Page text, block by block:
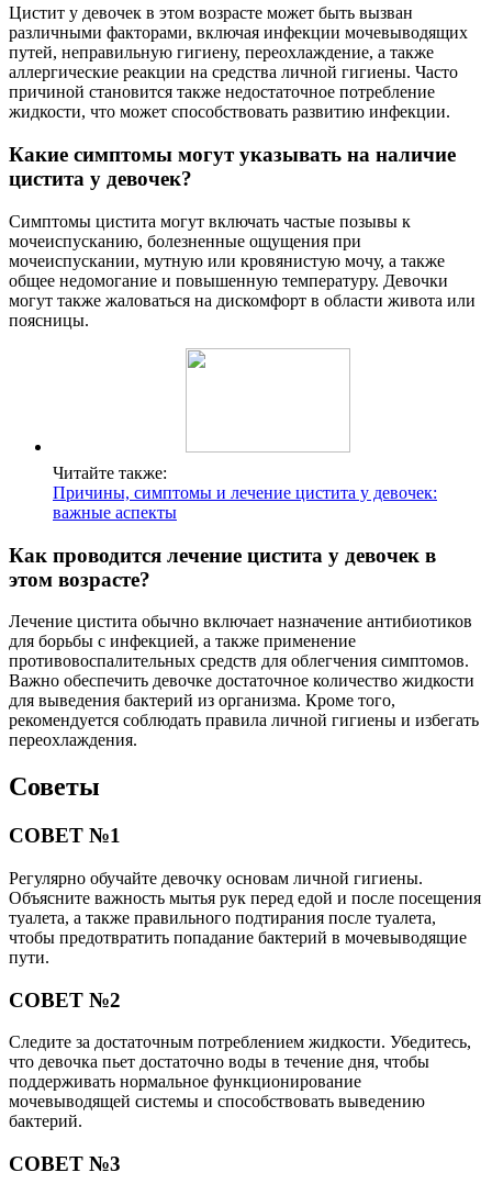
Цистит у девочек в этом возрасте может быть вызван
различными факторами, включая инфекции мочевыводящих
путей, неправильную гигиену, переохлаждение, а также
аллергические реакции на средства личной гигиены. Часто
причиной становится также недостаточное потребление
жидкости, что может способствовать развитию инфекции.
Какие симптомы могут указывать на наличие
цистита у девочек?
Симптомы цистита могут включать частые позывы к
мочеиспусканию, болезненные ощущения при
мочеиспускании, мутную или кровянистую мочу, а также
общее недомогание и повышенную температуру. Девочки
могут также жаловаться на дискомфорт в области живота или
поясницы.
Читайте также:
Причины, симптомы и лечение цистита у девочек:
важные аспекты
Как проводится лечение цистита у девочек в
этом возрасте?
Лечение цистита обычно включает назначение антибиотиков
для борьбы с инфекцией, а также применение
противовоспалительных средств для облегчения симптомов.
Важно обеспечить девочке достаточное количество жидкости
для выведения бактерий из организма. Кроме того,
рекомендуется соблюдать правила личной гигиены и избегать
переохлаждения.
Советы
СОВЕТ №1
Регулярно обучайте девочку основам личной гигиены.
Объясните важность мытья рук перед едой и после посещения
туалета, а также правильного подтирания после туалета,
чтобы предотвратить попадание бактерий в мочевыводящие
пути.
СОВЕТ №2
Следите за достаточным потреблением жидкости. Убедитесь,
что девочка пьет достаточно воды в течение дня, чтобы
поддерживать нормальное функционирование
мочевыводящей системы и способствовать выведению
бактерий.
СОВЕТ №3